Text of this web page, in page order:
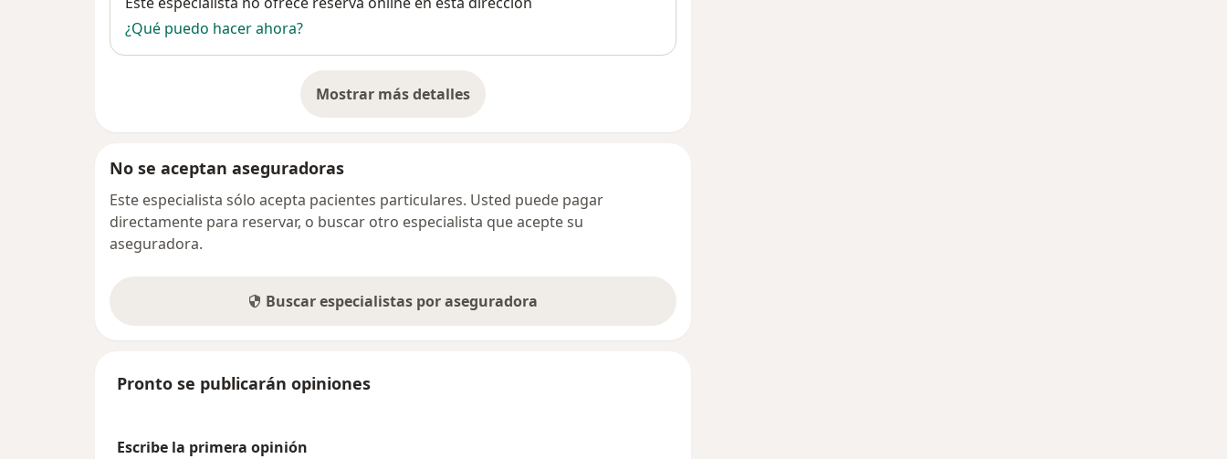
¿Qué puedo hacer ahora?
Mostrar más detalles
sobre la dirección
No se aceptan aseguradoras
Este especialista sólo acepta pacientes particulares. Usted puede pagar
directamente para reservar, o buscar otro especialista que acepte su
aseguradora.
Buscar especialistas por aseguradora
Pronto se publicarán opiniones
Escribe la primera opinión